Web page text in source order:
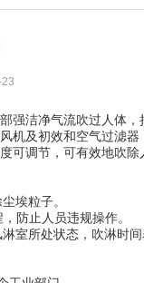
强洁净气流吹过人体
机及初效和空气过滤
调节，可有效地吹除
埃粒子。
防止人员违规操作。
所处状态，吹淋时间